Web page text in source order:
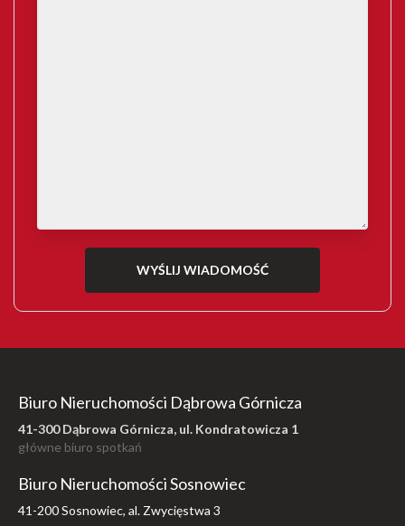
Biuro Nieruchomości Dąbrowa Górnicza
41-300 Dąbrowa Górnicza, ul. Kondratowicza 1
główne biuro spotkań
Biuro Nieruchomości Sosnowiec
41-200 Sosnowiec, al. Zwycięstwa 3